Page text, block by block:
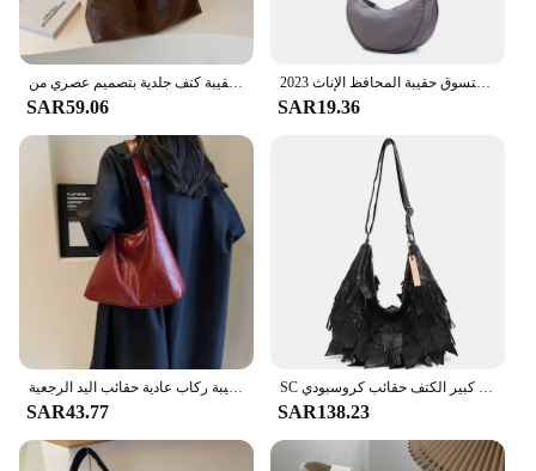
حقيبة كتف جلدية بتصميم عصري من Leftside للنساء 2023 حقيبة يد ومحافظ نسائية بسيطة كبيرة تحت الإبط
SAR59.06
حقيبة كروس هوبوس نايلون عادية للنساء مصمم حقائب كتف سعة كبيرة حمل سيدة السفر المتسوق حقيبة المحافظ الإناث 2023
SAR19.36
الخريف والشتاء حقيبة المرأة خمر سعة كبيرة حقيبة كتف من جلد الغزال بلون بسيط حقيبة ركاب عادية حقائب اليد الرجعية
SAR43.77
SC نساء جلد البقر الطبيعي المتشرد حقائب بوهو نمط ريترو الشرابة المحافظ جلد طبيعي المرقعة كبير الكتف حقائب كروسبودي
SAR138.23